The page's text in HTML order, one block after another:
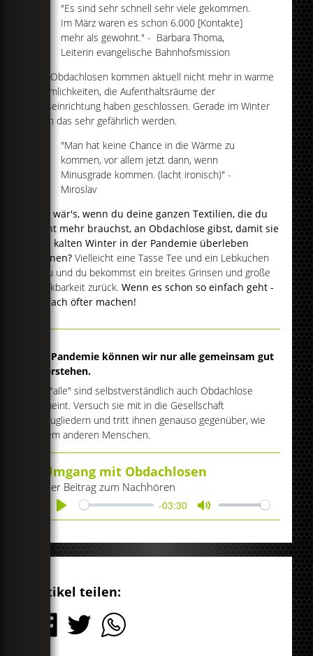
"Es sind sehr schnell sehr viele gekommen.
Im März waren es schon 6.000 [Kontakte]
mehr als gewohnt." - Barbara Thoma,
Leiterin evangelische Bahnhofsmission
Die Obdachlosen kommen aktuell nicht mehr in warme
Räumlichkeiten, die Aufenthaltsräume der
Hilfseinrichtung haben geschlossen. Gerade im Winter
kann das sehr gefährlich werden.
"Man hat keine Chance in die Wärme zu
kommen, vor allem jetzt dann, wenn
Minusgrade kommen. (lacht ironisch)" -
Miroslav
Wie wär's, wenn du deine ganzen Textilien, die du
nicht mehr brauchst, an Obdachlose gibst, damit sie
den kalten Winter in der Pandemie überleben
können? Vielleicht eine Tasse Tee und ein Lebkuchen
dazu und du bekommst ein breites Grinsen und große
Dankbarkeit zurück. Wenn es schon so einfach geht -
einfach öfter machen!
Die Pandemie können wir nur alle gemeinsam gut
überstehen.
Mit "alle" sind selbstverständlich auch Obdachlose
gemeint. Versuch sie mit in die Gesellschaft
einzugliedern und tritt ihnen genauso gegenüber, wie
jedem anderen Menschen.
Umgang mit Obdachlosen
Der Beitrag zum Nachhören
Play
-03:30
Mute
Artikel teilen: